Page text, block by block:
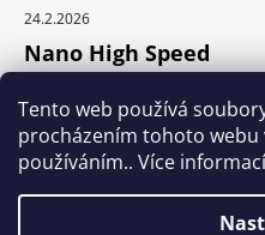
Tento web používá
procházením tohoto webu
používáním.. Více
24.2.2026
Nano High Speed
Nejlepší
výkon